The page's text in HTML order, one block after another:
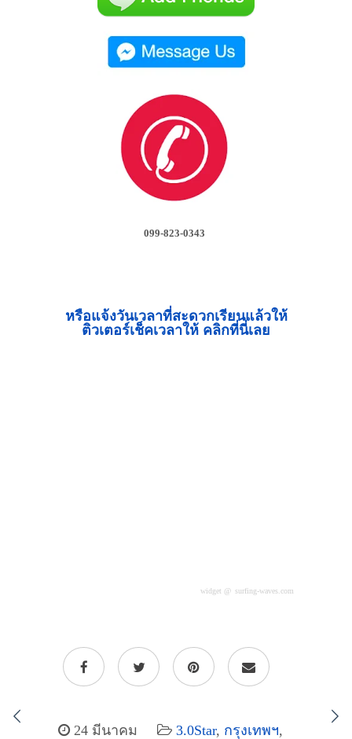
099-823-0343
หรือแจ้งวันเวลาที่สะดวกเรียนแล้วให้
ติวเตอร์เช็คเวลาให้ คลิกที่นี่เลย
widget @ surfing-waves.com
24 มีนาคม 3.0Star, กรุงเทพฯ,